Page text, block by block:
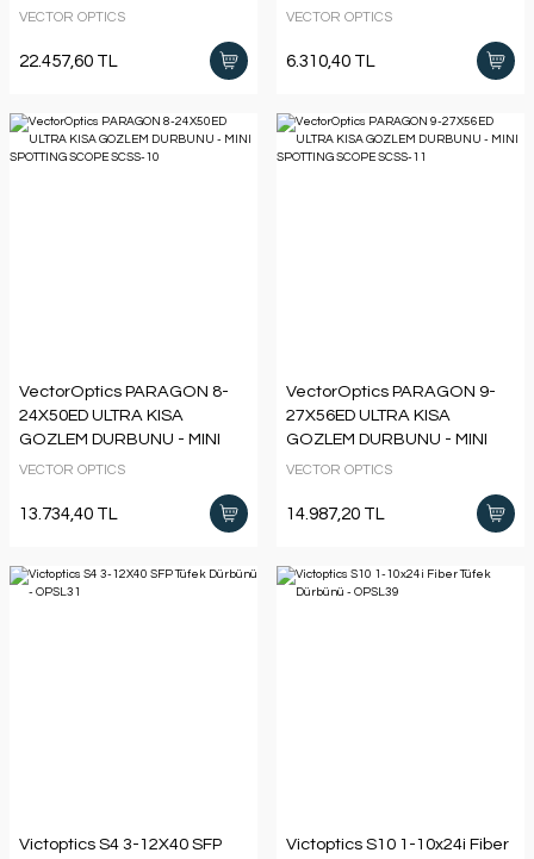
Dürbünü
VECTOR OPTICS
22.457,60 TL
VECTOR OPTICS
6.310,40 TL
VectorOptics PARAGON 8-
24X50ED ULTRA KISA
GOZLEM DURBUNU - MINI
SPOTTING SCOPE SCSS-10
VECTOR OPTICS
13.734,40 TL
VectorOptics PARAGON 9-
27X56ED ULTRA KISA
GOZLEM DURBUNU - MINI
SPOTTING SCOPE SCSS-11
VECTOR OPTICS
14.987,20 TL
Victoptics S4 3-12X40 SFP Victoptics S10 1-10x24i Fiber